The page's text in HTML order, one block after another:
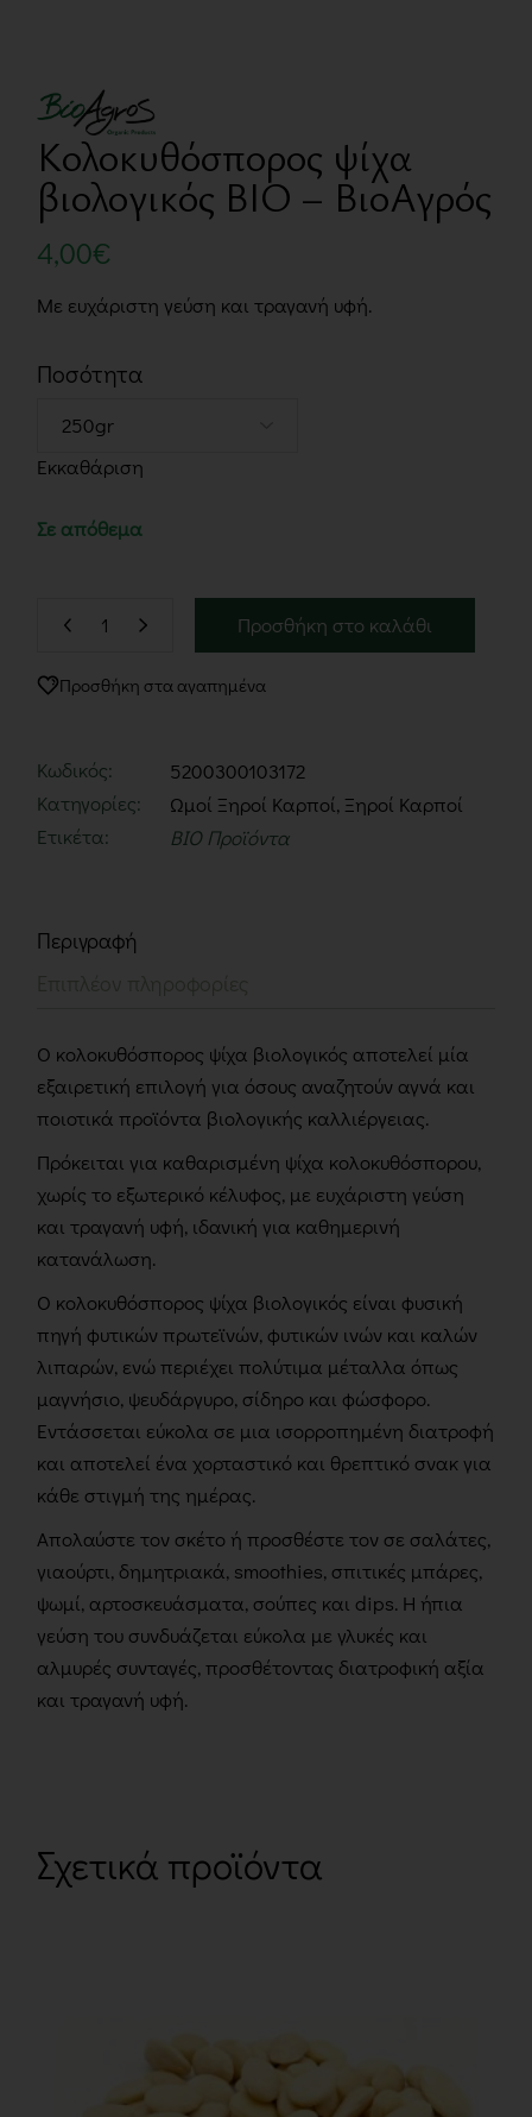
Κολοκυθόσπορος ψίχα
βιολογικός BIO – ΒιοΑγρός
4,00€
Με ευχάριστη γεύση και τραγανή υφή.
Ποσότητα
Εκκαθάριση
Σε απόθεμα
Προσθήκη στο καλάθι
Προσθήκη στα αγαπημένα
Κωδικός:
5200300103172
Κατηγορίες:
Ωμοί Ξηροί Καρποί, Ξηροί Καρποί
Ετικέτα:
BIO Προϊόντα
Περιγραφή
Ο κολοκυθόσπορος ψίχα βιολογικός αποτελεί μία
εξαιρετική επιλογή για όσους αναζητούν αγνά και
ποιοτικά προϊόντα βιολογικής καλλιέργειας.
Πρόκειται για καθαρισμένη ψίχα κολοκυθόσπορου,
χωρίς το εξωτερικό κέλυφος, με ευχάριστη γεύση
και τραγανή υφή, ιδανική για καθημερινή
κατανάλωση.
Ο κολοκυθόσπορος ψίχα βιολογικός είναι φυσική
πηγή φυτικών πρωτεϊνών, φυτικών ινών και καλών
λιπαρών, ενώ περιέχει πολύτιμα μέταλλα όπως
μαγνήσιο, ψευδάργυρο, σίδηρο και φώσφορο.
Εντάσσεται εύκολα σε μια ισορροπημένη διατροφή
και αποτελεί ένα χορταστικό και θρεπτικό σνακ για
κάθε στιγμή της ημέρας.
Απολαύστε τον σκέτο ή προσθέστε τον σε σαλάτες,
γιαούρτι, δημητριακά, smoothies, σπιτικές μπάρες,
ψωμί, αρτοσκευάσματα, σούπες και dips. Η ήπια
γεύση του συνδυάζεται εύκολα με γλυκές και
αλμυρές συνταγές, προσθέτοντας διατροφική αξία
και τραγανή υφή.
Σχετικά προϊόντα